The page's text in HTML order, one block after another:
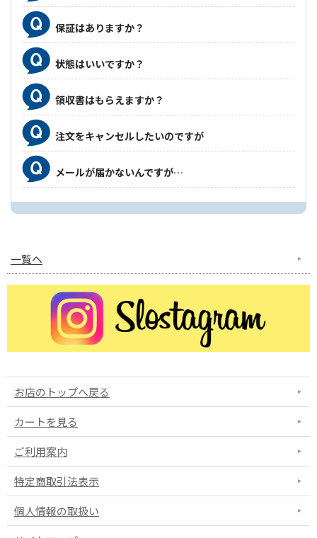
保証はありますか？
状態はいいですか？
領収書はもらえますか？
注文をキャンセルしたいのですが
メールが届かないんですが…
一覧へ
お店のトップへ戻る
カートを見る
ご利用案内
特定商取引法表示
個人情報の取扱い